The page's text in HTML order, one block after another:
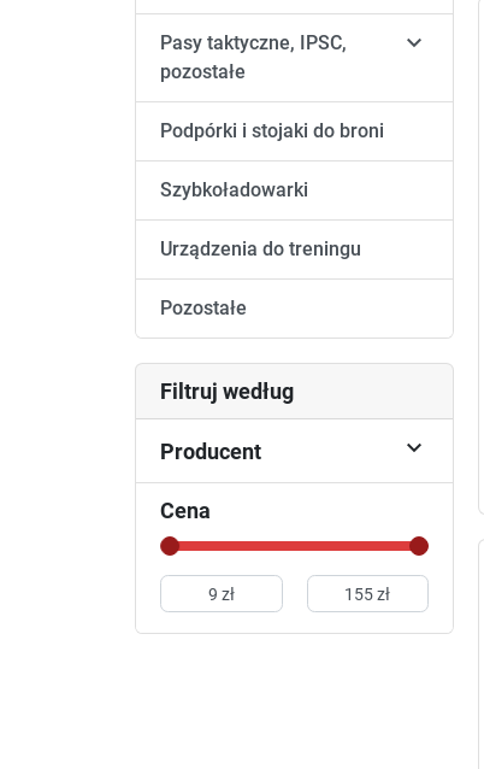
Pasy taktyczne, IPSC,
pozostałe

Podpórki i stojaki do broni
Szybkoładowarki
Urządzenia do treningu
Pozostałe
Filtruj według
Producent 
Cena